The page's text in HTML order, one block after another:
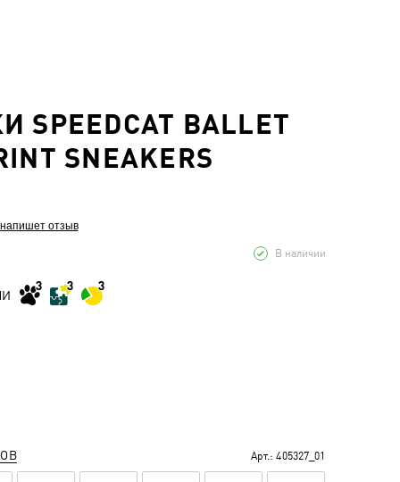
SPEEDCAT BALLET
SNEAKERS
отзыв
В наличии
Арт.: 405327_01